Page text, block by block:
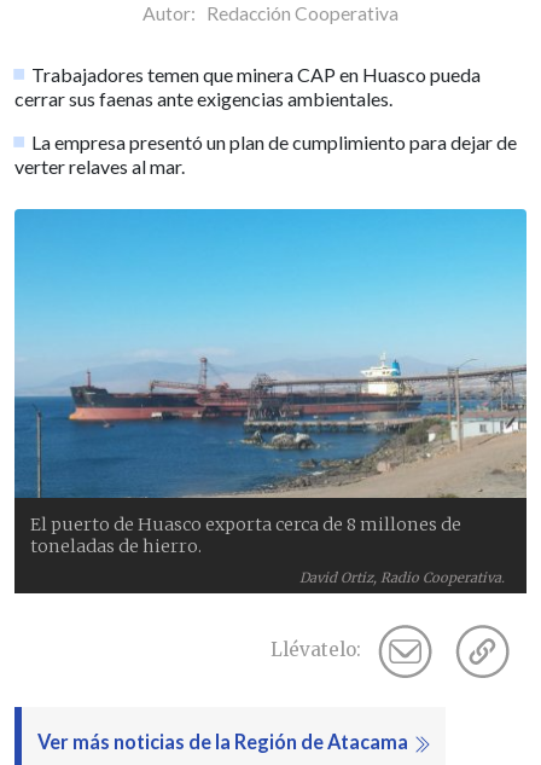
Autor: Redacción Cooperativa
Trabajadores temen que minera CAP en Huasco pueda
cerrar sus faenas ante exigencias ambientales.
La empresa presentó un plan de cumplimiento para dejar de
verter relaves al mar.
David Ortiz, Radio Cooperativa.
El puerto de Huasco exporta cerca de 8 millones de
toneladas de hierro.
Llévatelo:
Ver más noticias de la Región de Atacama